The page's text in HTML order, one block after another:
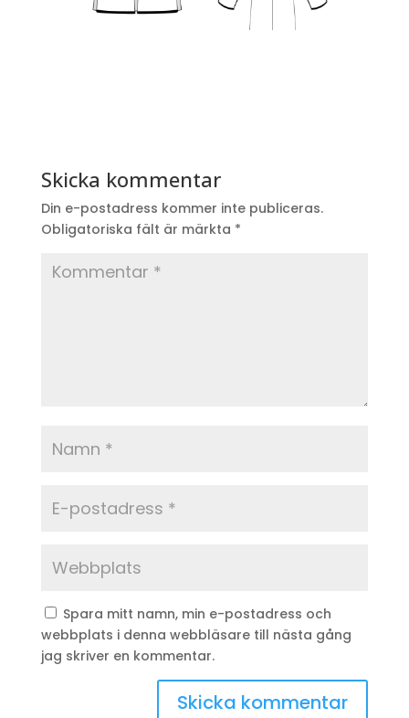
Skicka kommentar
Din e-postadress kommer inte publiceras.
Obligatoriska fält är märkta *
Spara mitt namn, min e-postadress och
webbplats i denna webbläsare till nästa gång
jag skriver en kommentar.